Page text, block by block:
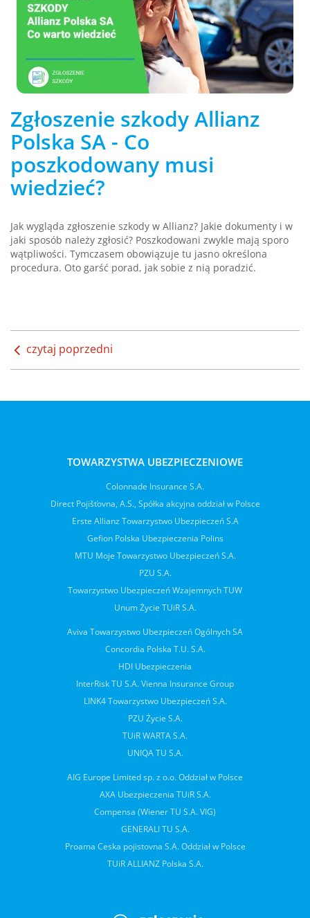
Zgłoszenie szkody Allianz
Polska SA - Co
poszkodowany musi
wiedzieć?
Jak wygląda zgłoszenie szkody w Allianz? Jakie dokumenty i w
jaki sposób należy zgłosić? Poszkodowani zwykle mają sporo
wątpliwości. Tymczasem obowiązuje tu jasno określona
procedura. Oto garść porad, jak sobie z nią poradzić.
czytaj poprzedni
TOWARZYSTWA UBEZPIECZENIOWE
Colonnade Insurance S.A.
Direct Pojišťovna, A.S., Spółka akcyjna oddział w Polsce
Erste Allianz Towarzystwo Ubezpieczeń S.A
Gefion Polska Ubezpieczenia Polins
MTU Moje Towarzystwo Ubezpieczeń S.A.
PZU S.A.
Towarzystwo Ubezpieczeń Wzajemnych TUW
Unum Życie TUiR S.A.
Aviva Towarzystwo Ubezpieczeń Ogólnych SA
Concordia Polska T.U. S.A.
HDI Ubezpieczenia
InterRisk TU S.A. Vienna Insurance Group
LINK4 Towarzystwo Ubezpieczeń S.A.
PZU Życie S.A.
TUiR WARTA S.A.
UNIQA TU S.A.
AIG Europe Limited sp. z o.o. Oddział w Polsce
AXA Ubezpieczenia TUiR S.A.
Compensa (Wiener TU S.A. VIG)
GENERALI TU S.A.
Proama Ceska pojistovna S.A. Oddział w Polsce
TUiR ALLIANZ Polska S.A.